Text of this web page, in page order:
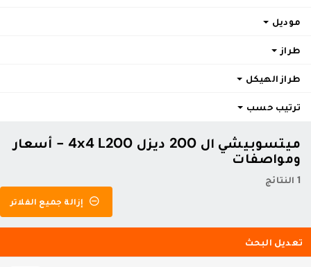
موديل
طراز
طراز الهيكل
ترتيب حسب
ميتسوبيشي ال 200 ديزل 4x4 L200 - أسعار
ومواصفات
1 النتائج
إزالة جميع الفلاتر
تعديل البحث